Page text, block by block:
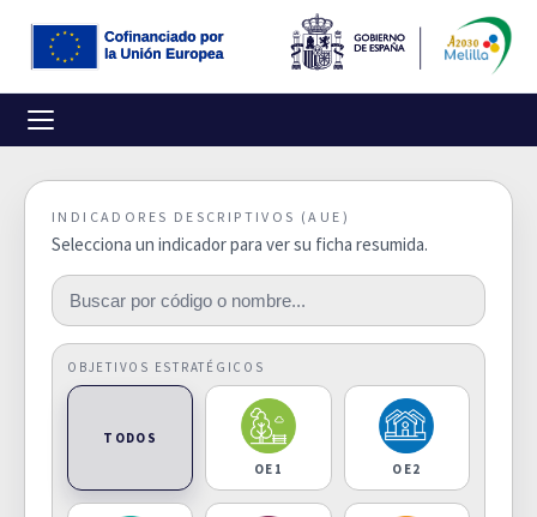
INDICADORES DESCRIPTIVOS (AUE)
Selecciona un indicador para ver su ficha resumida.
OBJETIVOS ESTRATÉGICOS
TODOS
OE1
OE2